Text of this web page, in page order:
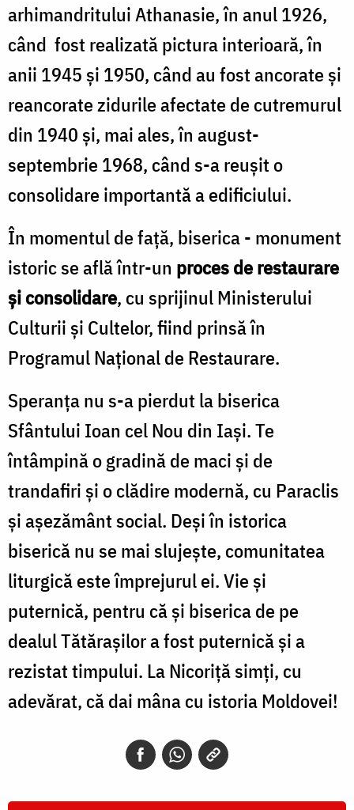
arhimandritului Athanasie, în anul 1926,
când fost realizată pictura interioară, în
anii 1945 şi 1950, când au fost ancorate şi
reancorate zidurile afectate de cutremurul
din 1940 şi, mai ales, în august-
septembrie 1968, când s-a reuşit o
consolidare importantă a edificiului.
În momentul de faţă, biserica - monument
istoric se află într-un proces de restaurare
şi consolidare, cu sprijinul Ministerului
Culturii şi Cultelor, fiind prinsă în
Programul Naţional de Restaurare.
Speranţa nu s-a pierdut la biserica
Sfântului Ioan cel Nou din Iaşi. Te
întâmpină o gradină de maci și de
trandafiri şi o clădire modernă, cu Paraclis
şi aşezământ social. Deşi în istorica
biserică nu se mai slujeşte, comunitatea
liturgică este împrejurul ei. Vie şi
puternică, pentru că şi biserica de pe
dealul Tătăraşilor a fost puternică şi a
rezistat timpului. La Nicoriţă simți, cu
adevărat, că dai mâna cu istoria Moldovei!